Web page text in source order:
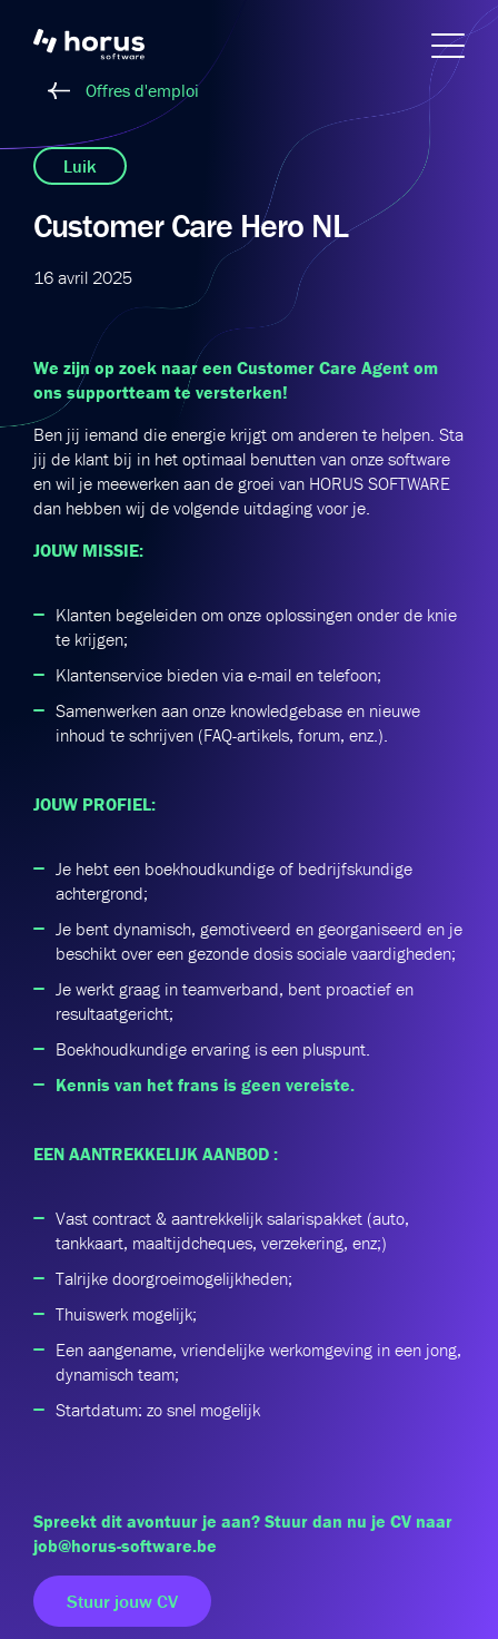
Offres d'emploi
Luik
Customer Care Hero NL
16 avril 2025
We zijn op zoek naar een Customer Care Agent om
ons supportteam te versterken!
Ben jij iemand die energie krijgt om anderen te helpen. Sta
jij de klant bij in het optimaal benutten van onze software
en wil je meewerken aan de groei van HORUS SOFTWARE
dan hebben wij de volgende uitdaging voor je.
JOUW MISSIE:
Klanten begeleiden om onze oplossingen onder de knie
te krijgen;
Klantenservice bieden via e-mail en telefoon;
Samenwerken aan onze knowledgebase en nieuwe
inhoud te schrijven (FAQ-artikels, forum, enz.).
JOUW PROFIEL:
Je hebt een boekhoudkundige of bedrijfskundige
achtergrond;
Je bent dynamisch, gemotiveerd en georganiseerd en je
beschikt over een gezonde dosis sociale vaardigheden;
Je werkt graag in teamverband, bent proactief en
resultaatgericht;
Boekhoudkundige ervaring is een pluspunt.
Kennis van het frans is geen vereiste.
EEN AANTREKKELIJK AANBOD :
Vast contract & aantrekkelijk salarispakket (auto,
tankkaart, maaltijdcheques, verzekering, enz;)
Talrijke doorgroeimogelijkheden;
Thuiswerk mogelijk;
Een aangename, vriendelijke werkomgeving in een jong,
dynamisch team;
Startdatum: zo snel mogelijk
Spreekt dit avontuur je aan? Stuur dan nu je CV naar
job@horus-software.be
Stuur jouw CV